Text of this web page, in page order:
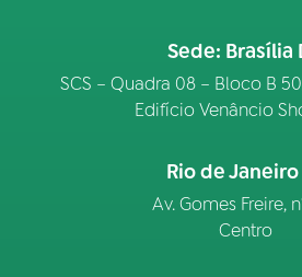
Sede: Brasília
SCS – Quadra 08 – Bloco B
Edifício Venâncio
Rio de Janeiro
Av. Gomes Freire,
Centro